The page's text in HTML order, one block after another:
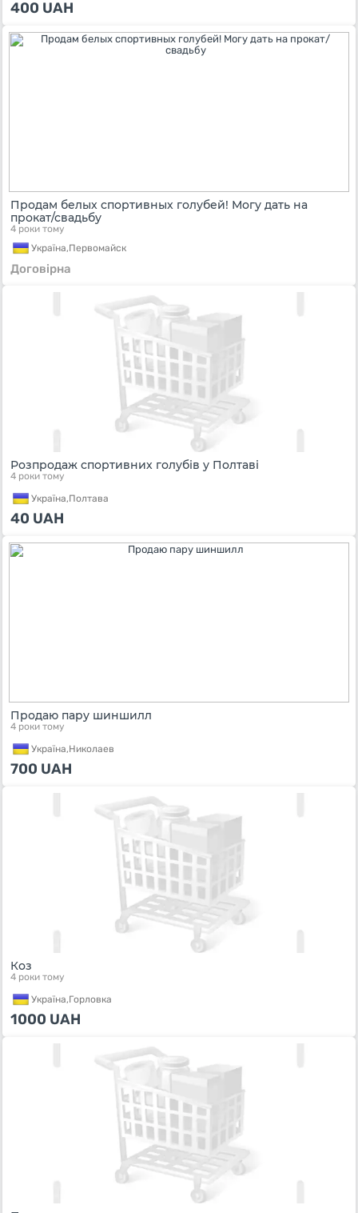
400 UAH
Продам белых спортивных голубей! Могу дать на
прокат/свадьбу
4 роки тому
Україна,Первомайск
Договірна
Розпродаж спортивних голубів у Полтаві
4 роки тому
Україна,Полтава
40 UAH
Продаю пару шиншилл
4 роки тому
Україна,Николаев
700 UAH
Коз
4 роки тому
Україна,Горловка
1000 UAH